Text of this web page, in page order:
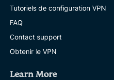
Tutoriels de configuration VPN
FAQ
Contact support
Obtenir le VPN
Learn More